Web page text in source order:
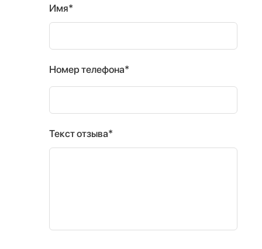
Имя*
Номер телефона*
Текст отзыва*